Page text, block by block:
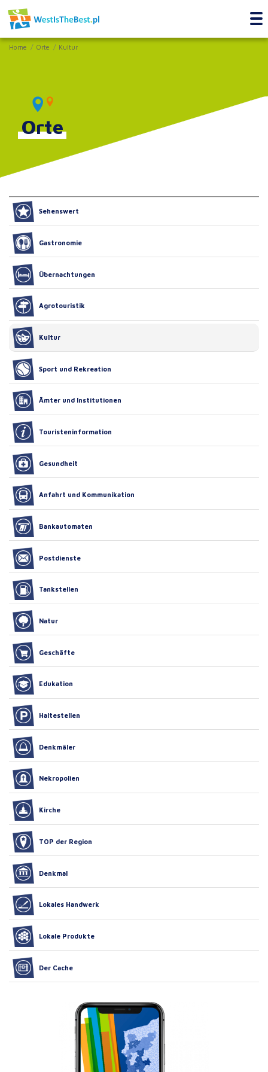
Home Orte Kultur
Orte
Sehenswert
Gastronomie
Übernachtungen
Agrotouristik
Kultur
Sport und Rekreation
Ämter und Institutionen
Touristeninformation
Gesundheit
Anfahrt und Kommunikation
Bankautomaten
Postdienste
Tankstellen
Natur
Geschäfte
Edukation
Haltestellen
Denkmäler
Nekropolien
Kirche
TOP der Region
Denkmal
Lokales Handwerk
Lokale Produkte
Der Cache